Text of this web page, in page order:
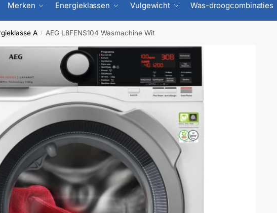
Merken Energieklassen Vulgewicht Was-droogcombinaties
A / AEG L8FENS104 Wasmachine Wit